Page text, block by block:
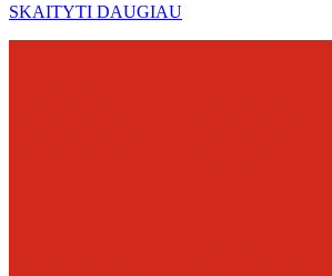
SKAITYTI DAUGIAU